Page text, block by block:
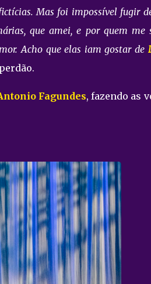
Mas foi impossível fugir
que amei, e por quem me
Acho que elas iam gostar de
Fagundes, fazendo as